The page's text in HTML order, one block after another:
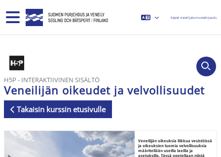
Sivupaneeli Käytät vierailijatunnustaKirjaudu
H5P - INTERAKTIIVINEN SISÄLTÖ
Veneilijän oikeudet ja velvollisuudet
Takaisin kurssin etusivulle